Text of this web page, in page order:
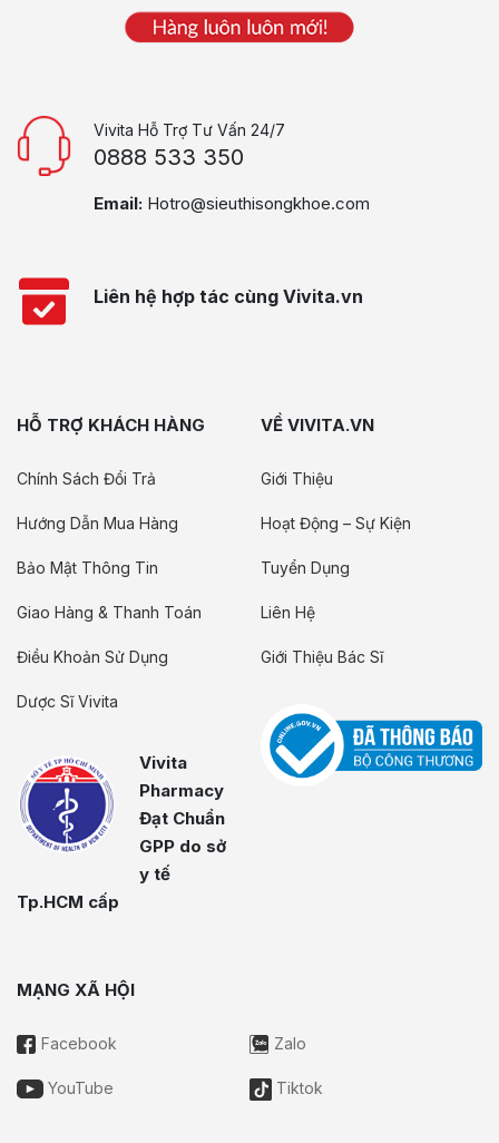
Vivita Hỗ Trợ Tư Vấn 24/7
0888 533 350
Email: Hotro@sieuthisongkhoe.com
Liên hệ hợp tác cùng Vivita.vn
HỖ TRỢ KHÁCH HÀNG
Chính Sách Đổi Trả
Hướng Dẫn Mua Hàng
Bảo Mật Thông Tin
Giao Hàng & Thanh Toán
Điều Khoản Sử Dụng
Dược Sĩ Vivita
Vivita
Pharmacy
Đạt Chuẩn
GPP do sở
y tế
Tp.HCM cấp
VỀ VIVITA.VN
Giới Thiệu
Hoạt Động – Sự Kiện
Tuyển Dụng
Liên Hệ
Giới Thiệu Bác Sĩ
MẠNG XÃ HỘI
Facebook Zalo
YouTube Tiktok